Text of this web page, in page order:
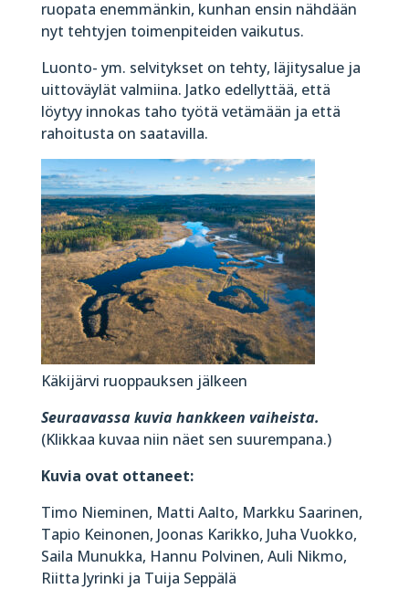
ruopata enemmänkin, kunhan ensin nähdään
nyt tehtyjen toimenpiteiden vaikutus.
Luonto- ym. selvitykset on tehty, läjitysalue ja
uittoväylät valmiina. Jatko edellyttää, että
löytyy innokas taho työtä vetämään ja että
rahoitusta on saatavilla.
Käkijärvi ruoppauksen jälkeen
Seuraavassa kuvia hankkeen vaiheista.
(Klikkaa kuvaa niin näet sen suurempana.)
Kuvia ovat ottaneet:
Timo Nieminen, Matti Aalto, Markku Saarinen,
Tapio Keinonen, Joonas Karikko, Juha Vuokko,
Saila Munukka, Hannu Polvinen, Auli Nikmo,
Riitta Jyrinki ja Tuija Seppälä